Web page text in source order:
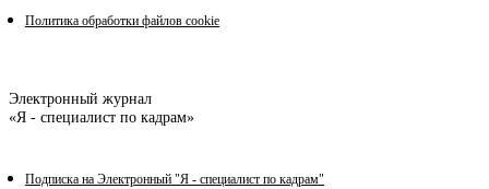
Политика обработки файлов cookie
Электронный журнал
«Я - специалист по кадрам»
Подписка на Электронный "Я - специалист по кадрам"